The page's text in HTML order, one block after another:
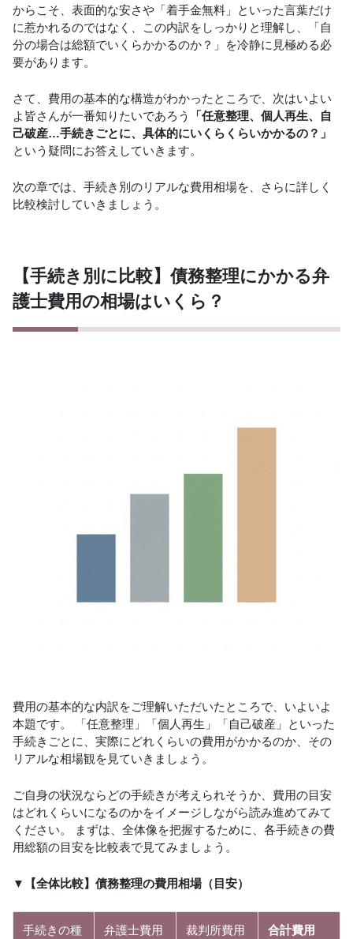
からこそ、表面的な安さや「着手金無料」といった言葉だけ
に惹かれるのではなく、この内訳をしっかりと理解し、「自
分の場合は総額でいくらかかるのか？」を冷静に見極める必
要があります。
さて、費用の基本的な構造がわかったところで、次はいよい
よ皆さんが一番知りたいであろう
「任意整理、個人再生、自
己破産…手続きごとに、具体的にいくらくらいかかるの？」
という疑問にお答えしていきます。
次の章では、手続き別のリアルな費用相場を、さらに詳しく
比較検討していきましょう。
【手続き別に比較】債務整理にかかる弁
護士費用の相場はいくら？
費用の基本的な内訳をご理解いただいたところで、いよいよ
本題です。 「任意整理」「個人再生」「自己破産」といった
手続きごとに、実際にどれくらいの費用がかかるのか、その
リアルな相場観を見ていきましょう。
ご自身の状況ならどの手続きが考えられそうか、費用の目安
はどれくらいになるのかをイメージしながら読み進めてみて
ください。 まずは、全体像を把握するために、各手続きの費
用総額の目安を比較表で見てみましょう。
▼【全体比較】債務整理の費用相場（目安）
手続きの種
弁護士費用
裁判所費用
合計費用